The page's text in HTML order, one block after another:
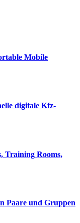
Mobile
digitale Kfz-
Training Rooms,
Paare und Gruppen